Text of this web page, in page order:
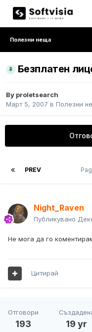
Полезни неща
Безплатен
By proletsearch
Март 5, 2007 в Полезни
PREV
Night_Raven
Публикувано
Не мога да го
Цитирай
Отговори
193 19 yr